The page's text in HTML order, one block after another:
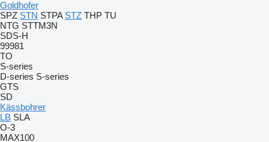
Goldhofer
SPZ STN STPA STZ THP TU
NTG STTM3N
SDS-H
99981
TO
S-series
D-series S-series
GTS
SD
Kässbohrer
LB SLA
O-3
MAX100